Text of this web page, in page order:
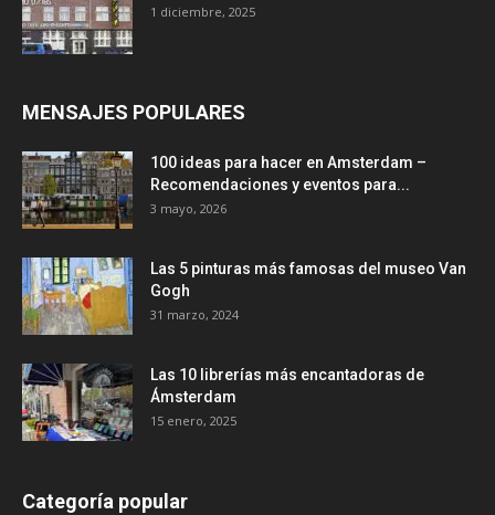
1 diciembre, 2025
MENSAJES POPULARES
100 ideas para hacer en Amsterdam –
Recomendaciones y eventos para...
3 mayo, 2026
Las 5 pinturas más famosas del museo Van
Gogh
31 marzo, 2024
Las 10 librerías más encantadoras de
Ámsterdam
15 enero, 2025
Categoría popular